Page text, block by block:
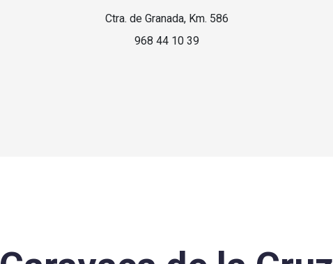
Ctra. de Granada, Km. 586
968 44 10 39